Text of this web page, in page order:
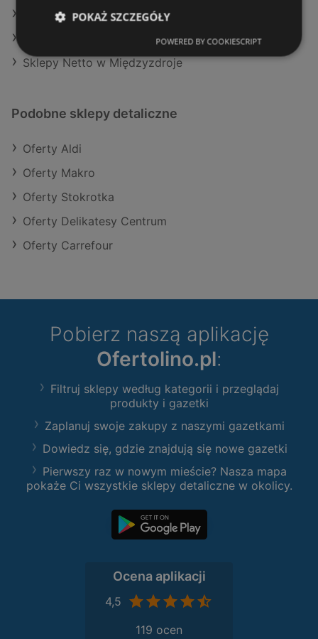
Aktualne gazetki SPAR
Sklepy Netto w Międzyzdroje
Podobne sklepy detaliczne
Oferty Aldi
Oferty Makro
Oferty Stokrotka
Oferty Delikatesy Centrum
Oferty Carrefour
Pobierz naszą aplikację
Ofertolino.pl:
Filtruj sklepy według kategorii i przeglądaj
produkty i gazetki
Zaplanuj swoje zakupy z naszymi gazetkami
Dowiedz się, gdzie znajdują się nowe gazetki
Pierwszy raz w nowym mieście? Nasza mapa
pokaże Ci wszystkie sklepy detaliczne w okolicy.
Ocena aplikacji
4,5
119 ocen
POKAŻ SZCZEGÓŁY
POWERED BY COOKIESCRIPT